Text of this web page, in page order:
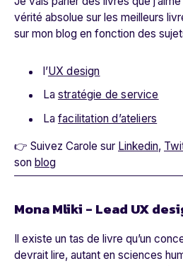
vérité absolue sur les meilleurs
sur mon blog en fonction des
l’UX design
Lastratégie de service
Lafacilitation d’ateliers
👉 Suivez Carole sur Linkedin,
son blog
Mona Mliki - Lead UX
Il existe un tas de livre qu’un
devrait lire, autant en sciences